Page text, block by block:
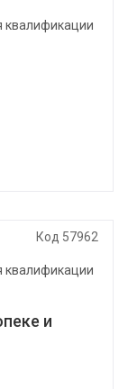
квалификации
Код 57962
квалификации
и